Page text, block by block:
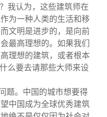
我认为，这些建筑师在
为一种人类的生活和移
文明是进步的，是向前
最高理想的。如果我们
理想的建筑，或者根本
么要去请那些大师来设
题。中国的城市想要得
中国成为全球优秀建筑